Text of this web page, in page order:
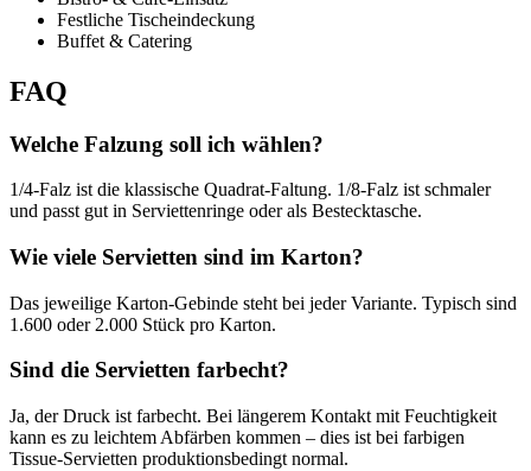
Festliche Tischeindeckung
Buffet & Catering
FAQ
Welche Falzung soll ich wählen?
1/4-Falz ist die klassische Quadrat-Faltung. 1/8-Falz ist schmaler
und passt gut in Serviettenringe oder als Bestecktasche.
Wie viele Servietten sind im Karton?
Das jeweilige Karton-Gebinde steht bei jeder Variante. Typisch sind
1.600 oder 2.000 Stück pro Karton.
Sind die Servietten farbecht?
Ja, der Druck ist farbecht. Bei längerem Kontakt mit Feuchtigkeit
kann es zu leichtem Abfärben kommen – dies ist bei farbigen
Tissue-Servietten produktionsbedingt normal.